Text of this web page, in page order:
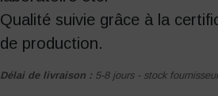
Qualité suivie grâce à la
de production.
Délai de livraison : 5-8 jours - stock